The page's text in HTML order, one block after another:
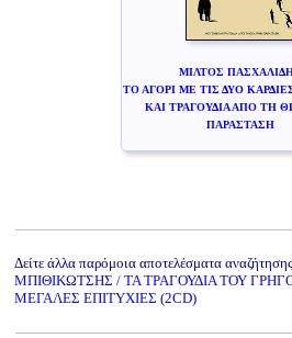
ΜΙΛΤΟΣ
ΤΟ ΑΓΟΡΙ ΜΕ ΤΙΣ ΔΥΟ
ΚΑΙ ΤΡΑΓΟΥΔΙΑ ΑΠΟ ΤΗ
ΠΑΡΑΣΤΑΣΗ
Δείτε άλλα παρόμοια αποτελέσματα
ΜΠΙΘΙΚΩΤΣΗΣ / ΤΑ ΤΡΑΓΟΥΔΙΑ ΤΟΥ
ΜΕΓΑΛΕΣ ΕΠΙΤΥΧΙΕΣ (2CD)